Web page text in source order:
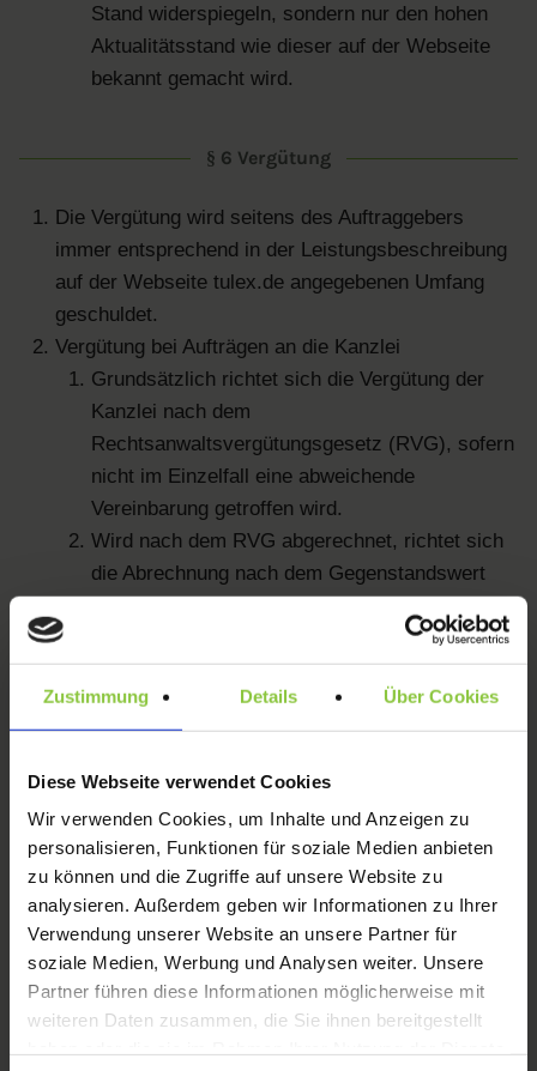
Zustimmung Details Über Cookies
Diese Webseite verwendet Cookies
Wir verwenden Cookies, um Inhalte und Anzeigen zu
personalisieren, Funktionen für soziale Medien anbieten
zu können und die Zugriffe auf unsere Website zu
analysieren. Außerdem geben wir Informationen zu Ihrer
Verwendung unserer Website an unsere Partner für
soziale Medien, Werbung und Analysen weiter. Unsere
Partner führen diese Informationen möglicherweise mit
weiteren Daten zusammen, die Sie ihnen bereitgestellt
Stand widerspiegeln, sondern nur den hohen
Aktualitätsstand wie dieser auf der Webseite
bekannt gemacht wird.
§ 6 Vergütung
Die Vergütung wird seitens des Auftraggebers
immer entsprechend in der Leistungsbeschreibung
auf der Webseite tulex.de angegebenen Umfang
geschuldet.
Vergütung bei Aufträgen an die Kanzlei
Grundsätzlich richtet sich die Vergütung der
Kanzlei nach dem
Rechtsanwaltsvergütungsgesetz (RVG), sofern
nicht im Einzelfall eine abweichende
Vereinbarung getroffen wird.
Wird nach dem RVG abgerechnet, richtet sich
die Abrechnung nach dem Gegenstandswert
Soweit die Kanzlei Pauschalhonorare anbietet,
sind damit die im konkreten Auftrag umfassten
Leistungen abgegolten. Werden seitens des
Auftraggebers darüberhinausgehende
vereinbaren. Fehlt eine solche
Zusatzvereinbarung, erfolgt die Abrechnung der
zusätzlichen Leistungen auf Grundlage des
RVG.
Zeithonorare bedürfen einer gesonderten
schriftlichen Vereinbarung.
Im Fall einer vorzeitigen Beendigung des
Auftrages ohne einen im Verhalten der Kanzlei